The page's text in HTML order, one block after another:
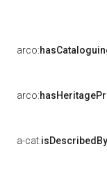
arco:
arco:
a-cat: